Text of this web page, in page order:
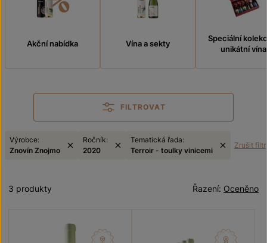
Akční nabídka Vína a sekty
Speciální
unikátní vína
FILTROVAT
Výrobce:
Znovín Znojmo
Ročník:
2020
Tematická řada:
Terroir - toulky vinicemi
Zrušit
Oceněno
Řazení:
3 produkty